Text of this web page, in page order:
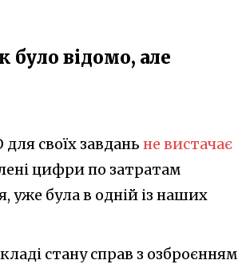
було відомо, але
своїх завдань не вистачає
цифри по затратам
уже була в одній із наших
стану справ з озброєнням